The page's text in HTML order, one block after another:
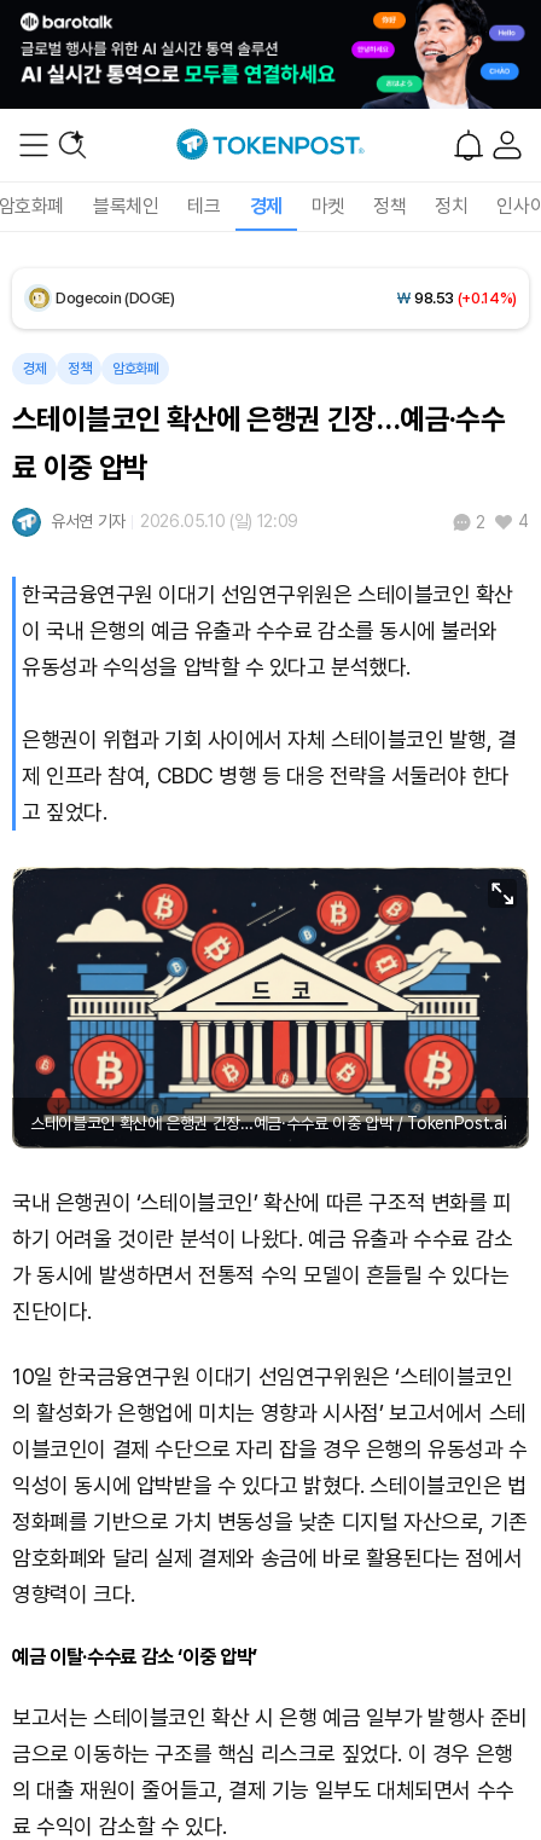
호화폐 블록체인 테크 경제 마켓 정책 정치 인사
XRP (XRP) ₩ 1,457(+0.54%)
Dogecoin (DOGE) ₩ 98.53 (+0.14%)
Bitcoin (BTC)
경제 정책 암호화폐
스테이블코인 확산에 은행권 긴장…예금·수수
료 이중 압박
유서연 기자 2026.05.10 (일) 12:09 2 4
한국금융연구원 이대기 선임연구위원은 스테이블코인 확산
이 국내 은행의 예금 유출과 수수료 감소를 동시에 불러와
유동성과 수익성을 압박할 수 있다고 분석했다.
은행권이 위협과 기회 사이에서 자체 스테이블코인 발행, 결
제 인프라 참여, CBDC 병행 등 대응 전략을 서둘러야 한다
고 짚었다.
스테이블코인 확산에 은행권 긴장…예금·수수료 이중 압박 / TokenPost.ai
국내 은행권이 ‘스테이블코인’ 확산에 따른 구조적 변화를 피
하기 어려울 것이란 분석이 나왔다. 예금 유출과 수수료 감소
가 동시에 발생하면서 전통적 수익 모델이 흔들릴 수 있다는
진단이다.
10일 한국금융연구원 이대기 선임연구위원은 ‘스테이블코인
의 활성화가 은행업에 미치는 영향과 시사점’ 보고서에서 스테
이블코인이 결제 수단으로 자리 잡을 경우 은행의 유동성과 수
익성이 동시에 압박받을 수 있다고 밝혔다. 스테이블코인은 법
정화폐를 기반으로 가치 변동성을 낮춘 디지털 자산으로, 기존
암호화폐와 달리 실제 결제와 송금에 바로 활용된다는 점에서
영향력이 크다.
예금 이탈·수수료 감소 ‘이중 압박’
보고서는 스테이블코인 확산 시 은행 예금 일부가 발행사 준비
금으로 이동하는 구조를 핵심 리스크로 짚었다. 이 경우 은행
의 대출 재원이 줄어들고, 결제 기능 일부도 대체되면서 수수
료 수익이 감소할 수 있다.